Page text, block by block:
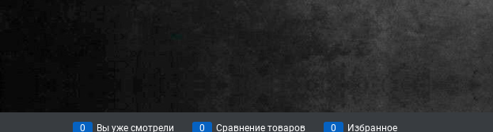
0 Вы уже смотрели 0 Сравнение товаров 0 Избранное